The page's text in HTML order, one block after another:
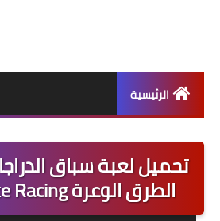
الرئيسية
برامج
تحميل لعبة سباق
الطرق الوعرة Offroad Bike Racing